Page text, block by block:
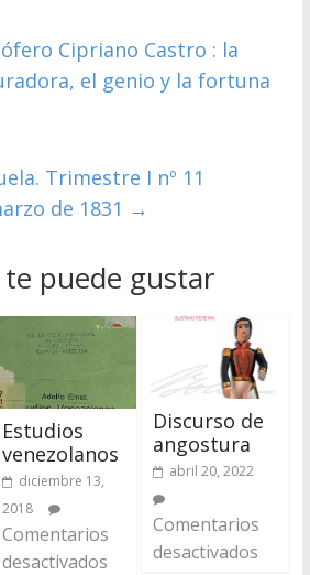
Cipriano Castro : la
el genio y la fortuna
Trimestre I nº 11
de 1831 →
puede gustar
Estudios
venezolanos
diciembre 13,
2018
Comentarios
desactivados
Discurso de
angostura
abril 20, 2022
Comentarios
desactivados